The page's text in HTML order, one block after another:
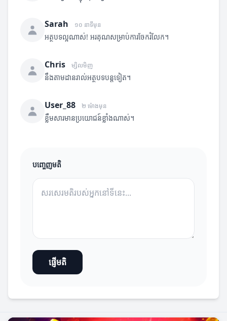
Sarah ១០ នាទីមុន
អត្ថបទល្អណាស់! អរគុណសម្រាប់ការចែករំលែក។
Chris ម្សិលមិញ
នឹងតាមដានរាល់អត្ថបទបន្តទៀត។
User_88 ២ ម៉ោងមុន
ខ្លឹមសារមានប្រយោជន៍ខ្លាំងណាស់។
បញ្ចេញមតិ
ផ្ញើមតិ